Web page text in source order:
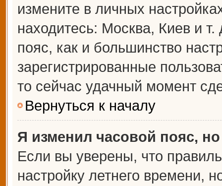
измените в личных
находитесь: Москва, Киев и
пояс, как и большинство
зарегистрированные
то сейчас удачный момент
Вернуться к началу
Я изменил часовой пояс,
Если вы уверены, что
настройку летнего времени,